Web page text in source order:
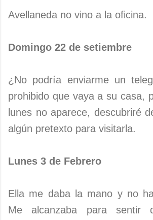
Avellaneda no vino a la oficina.
Domingo 22 de setiembre
¿No podría enviarme un
prohibido que vaya a su casa,
lunes no aparece, descubriré
algún pretexto para visitarla.
Lunes 3 de Febrero
Ella me daba la mano y no
Me alcanzaba para sentir